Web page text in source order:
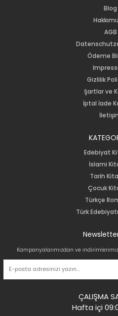
Blog
AGB
Ödeme
Gizlilik
Şartlar ve
İptal İade
Edebiyat
İslami
Tarih
Çocuk
Türkçe
Türk
Kampanyalarımızdan ve
ÇALIŞMA
Hafta içi